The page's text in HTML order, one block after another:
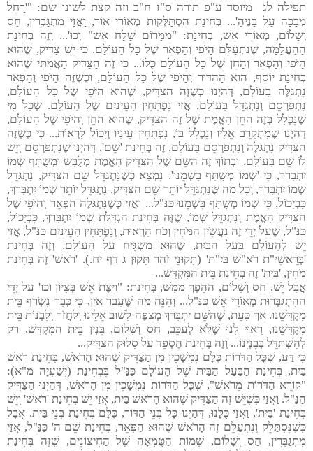
תפילה לג מיוסד ע"פ תורה ס"ז ח"ב וזה קצת לשונו שם: "'רָחֵל
מְבַכָּה עַל בָּנֶיהָ'... בְּחִינַת הִסְתַּלְּקוּת מְאוֹרֵי אוֹר, וַאֲזַי מִתְגַּבְּרִין, חַס
וְשָׁלוֹם, מְאוֹרֵי אֵשׁ, בְּחִינַת: "מִמָּרוֹם שָׁלַח אֵשׁ" וְכוּ'... וְזֶה בְּחִינַת
הַהַעֲלָמָה, שֶׁנִּתְעַלֵּם הַיֹּפִי וְהַפְּאֵר שֶׁל כָּל הָעוֹלָם. כִּי יֵשׁ צַדִּיק, שֶׁהוּא
הַיֹּפִי וְהַפְּאֵר וְהַחֵן שֶׁל כָּל הָעוֹלָם כֻּלּוֹ... כִּי זֶה הַצַּדִּיק הָאֲמִתִּי שֶׁהוּא
בְּחִינַת יוֹסֵף, הוּא הַהִדּוּר וְהַיֹּפִי שֶׁל כָּל הָעוֹלָם, וּכְשֶׁזֶּה הַיֹּפִי וְהַפְּאֵר
נִתְגַּלֶּה בָּעוֹלָם, דְּהַיְנוּ כְּשֶׁזֶּה הַצַדִּיק, שֶׁהוּא הַיֹּפִי שֶׁל כָּל הָעוֹלָם,
נִתְפַּרְסֵם וְנִתְגַּדֵּל בָּעוֹלָם, אֲזַי נִפְתָּחִין הָעֵינַיִם שֶׁל הָעוֹלָם. שֶׁכָּל מִי
שֶׁנִּכְלָל בְּזֶה הַחֵן הָאֱמֶת שֶׁל זֶה הַצַּדִּיק, שֶׁהוּא הַחֵן וְהַיֹּפִי שֶׁל הָעוֹלָם,
דְּהַיְנוּ שֶׁמִּתְקָרֵב אֵלָיו וְנִכְלָל בּוֹ, נִפְתָּחִין עֵינָיו וְיָכוֹל לִרְאוֹת... כִּי כְּשֶׁזֶּה
הַצַּדִּיק נִתְגַּלֶּה וְנִתְפַּרְסֵם בָּעוֹלָם, זֶה בְּחִינַת 'שֵׁם', דְּהַיְנוּ שֶׁנִּתְפַּרְסֵם וְיֵשׁ
לוֹ שֵׁם בָּעוֹלָם, וּבְתוֹךְ זֶה הַשֵּׁם שֶׁל הַצַּדִּיק הָאֱמֶת מְלֻבָּשׁ וּמְשֻׁתָּף שְׁמוֹ
יִתְבָּרַךְ, כִּי 'שְׁמוֹ מְשֻׁתָּף בִּשְׁמֵנוּ'. נִמְצָא כְּשֶׁנִּתְגַּדֵּל שֵׁם הַצַּדִּיק, נִתְגַּדֵּל
שְׁמוֹ יִתְבָּרַךְ, וְכָל מַה שֶּׁנִּתְגַּדֵּל יוֹתֵר שֵׁם הַצַּדִּיק, נִתְגַּדֵּל יוֹתֵר שְׁמוֹ יִתְבָּרַךְ,
כִּבְיָכוֹל, כִּי שְׁמוֹ מְשֻׁתָּף בִּשְׁמֵנוּ כַּנַּ"ל... וַאֲזַי כְּשֶׁנִּתְגַּלֶּה הַפְּאֵר וְהַיֹּפִי שֶׁל
הַצַּדִּיק הָאֱמֶת וְנִתְגַּדֵּל שְׁמוֹ, שֶׁזֶּה בְּחִינַת הַגְדָּלַת שְׁמוֹ יִתְבָּרַךְ, כִּבְיָכוֹל,
כַּנַּ"ל, שֶׁעַל יְדֵי זֶה נַעֲשִֹין הַמֹּחִין וְכֹחַ הָרְאוּת, וְנִפְתָּחִין הָעֵינַיִם כַּנַּ"ל, אֲזַי
יֵשׁ לְהָעוֹלָם בַּעַל הַבַּיִת, שֶׁהוּא מַשְׁגִּיחַ עַל הָעוֹלָם. וְזֶה בְּחִינַת
'בְּרֵאשִׁי"ת רֹא"שׁ בַּיִ"ת' (תִּקּוּנֵי זֹהַר תִּקּוּן ג דַף יח.). 'רֹאשׁ' זֶה בְּחִינַת
מֹחִין, 'בַּיִת' זֶה בְּחִינַת בֵּית הַמִּקְדָּשׁ...
אֲבָל יֵשׁ, חַס וְשָׁלוֹם, הַהֵפֶךְ מַמָּשׁ, בְּחִינַת: "וַיַּצֶּת אֵשׁ בְּצִיּוֹן וכו' עַל יְדֵי
הַהִתְגַּבְּרוּת מְאוֹרֵי אֵשׁ כַּנַּ"ל... וְהִנֵּה מַה שֶּׁעָבַר אַיִן, כִּי כְּבָר נִשְֹרַף בֵּית
מִקְדָּשֵׁנוּ. אַךְ כָּעֵת, שֶׁהַשֵּׁם יִתְבָּרַךְ מְצַפֶּה לָשׁוּב אֵלֵינוּ וְלַחֲזֹר וְלִבְנוֹת בֵּית
מִקְדָּשֵׁנוּ, רָאוּי לָנוּ שֶׁלֹּא לְעַכֵּב, חַס וְשָׁלוֹם, בִּנְיַן בֵּית הַמִּקְדָּשׁ, רַק
לְהִשְׁתַּדֵּל בְּבִנְיָנוֹ... וְזֶה בְּחִינַת הֶסְפֵּד עַל סִלּוּק הַצַּדִּיק...
כִּי דַּע, שֶׁכָּל הַדֹּרוֹת כֻּלָּם נִמְשָׁכִין מִן הַצַּדִּיק שֶׁהוּא הָרֹאשׁ, בְּחִינַת רֹאשׁ
בַּיִת, בְּחִינַת הַבַּעַל הַבַּיִת שֶׁל הָעוֹלָם כַּנַּ"ל בִּבְחִינַת (יְשַׁעְיָה מ"א):
"קוֹרֵא הַדֹּרוֹת מֵרֹאשׁ", שֶׁכָּל הַדֹּרוֹת נִמְשָׁכִין מִן הָרֹאשׁ, דְּהַיְנוּ הַצַּדִּיק
הַנַּ"ל. וַאֲזַי כְּשֶׁיֵּשׁ זֶה הַצַּדִּיק שֶׁהוּא הָרֹאשׁ בַּיִת, אֲזַי יֵשׁ בְּחִינַת 'רֹאשׁ' וְיֵשׁ
בְּחִינַת 'בַּיִת', וַאֲזַי כֻּלָּנוּ, דְּהַיְנוּ כָּל בְּנֵי הַדּוֹר, כֻּלָּם בְּחִינַת בְּנֵי בַּיִת. אֲבָל
כְּשֶׁנִּסְתַּלֵּק וְנִתְעַלֵּם זֶה הָרֹאשׁ שֶׁהוּא הַפְּאֵר, בְּחִינַת שֵׁם ה' כַּנַּ"ל, אֲזַי
מִתְגַּבְּרִין, חַס וְשָׁלוֹם, שְׁמוֹת הַטֻּמְאָה שֶׁל הַחִיצוֹנִים, שֶׁזֶּה בְּחִינַת